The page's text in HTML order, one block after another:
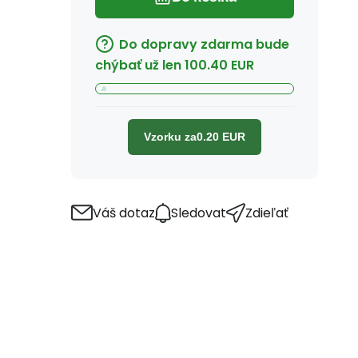
Do dopravy zdarma bude
chýbať už len100.40 EUR
Vzorku za0.20 EUR
Váš dotaz Sledovat Zdieľať